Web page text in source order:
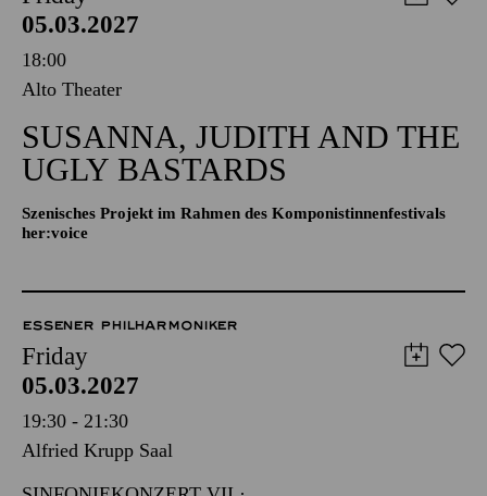
05.03.2027
18:00
Alto Theater
SUSANNA, JUDITH AND THE
UGLY BASTARDS
Szenisches Projekt im Rahmen des Komponistinnenfestivals
her:voice
ESSENER PHILHARMONIKER
Friday
05.03.2027
19:30 - 21:30
Alfried Krupp Saal